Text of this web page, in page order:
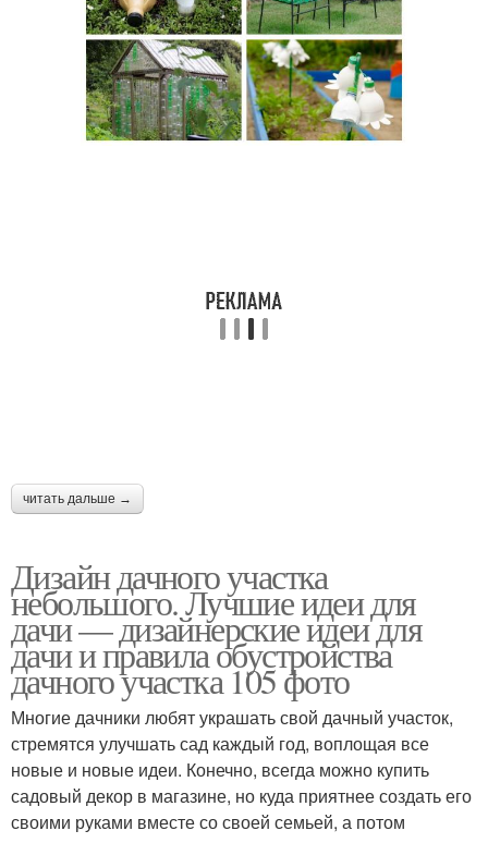
читать дальше →
Дизайн дачного участка
небольшого. Лучшие идеи для
дачи — дизайнерские идеи для
дачи и правила обустройства
дачного участка 105 фото
Многие дачники любят украшать свой дачный участок,
стремятся улучшать сад каждый год, воплощая все
новые и новые идеи. Конечно, всегда можно купить
садовый декор в магазине, но куда приятнее создать его
своими руками вместе со своей семьей, а потом